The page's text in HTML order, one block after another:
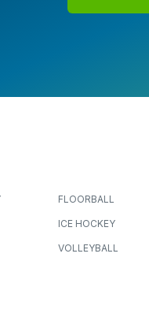
FLOORBALL
ICE HOCKEY
VOLLEYBALL